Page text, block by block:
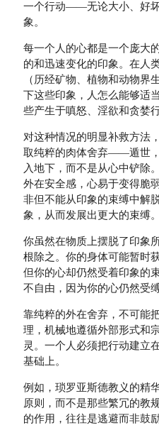
一个行动——无论大小、好
象。
每一个人的心都是一个庞大
的和迅速变化的印象。在人
（历经矿物、植物和动物界
下这些印象，人怎么能够
些产生于嗔怒、淫欲和贪婪
对这种情况的明显补救方法
取纯粹的肉体舍弃——遁世
入地下，而不是从心中铲除
外在安全感，心易于变得脆
非但不能从印象的束缚中解
象，从而发展出更大的束缚。
你虽然在物质上摆脱了印象
根除之。你的身体可能暂时
但你的心却仍然受着印象的
不自由，因为你的心仍然受
靠纯粹的外在舍弃，不可能
理，机械地遵循外部形式和
灵。一个人必须把行动建立
基础上。
例如，琐罗亚斯德教义的精
原则，而不是那些繁冗的教
的作用，往往是逃避而非鼓